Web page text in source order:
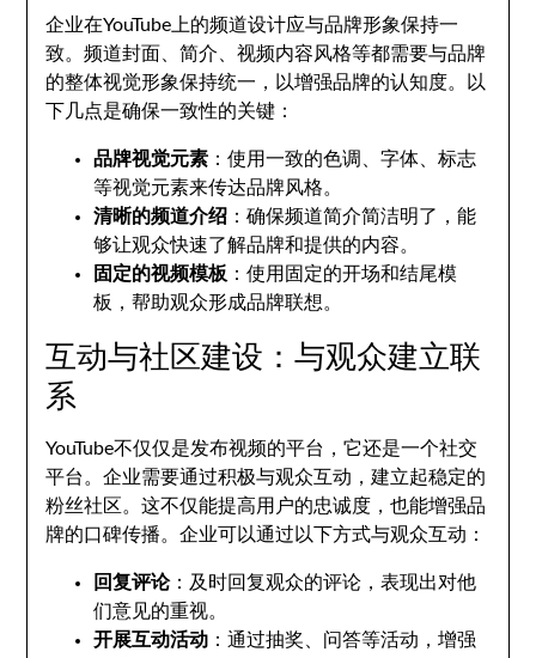
企业在YouTube上的频道设计应与品牌形象保持一
致。频道封面、简介、视频内容风格等都需要与品牌
的整体视觉形象保持统一，以增强品牌的认知度。以
下几点是确保一致性的关键：
品牌视觉元素 ：使用一致的色调、字体、标志
等视觉元素来传达品牌风格。
清晰的频道介绍 ：确保频道简介简洁明了，能
够让观众快速了解品牌和提供的内容。
固定的视频模板 ：使用固定的开场和结尾模
板，帮助观众形成品牌联想。
互动与社区建设：与观众建立联
系
YouTube不仅仅是发布视频的平台，它还是一个社交
平台。企业需要通过积极与观众互动，建立起稳定的
粉丝社区。这不仅能提高用户的忠诚度，也能增强品
牌的口碑传播。企业可以通过以下方式与观众互动：
回复评论：及时回复观众的评论，表现出对他
们意见的重视。
开展互动活动 ：通过抽奖、问答等活动，增强